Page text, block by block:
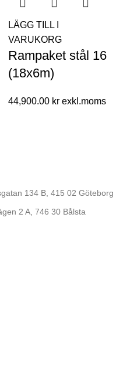
LÄGG TILL I
VARUKORG
Rampaket stål 16
(18x6m)
44,900.00 kr
134 B, 415 02 Göteborg
2 A, 746 30 Bålsta